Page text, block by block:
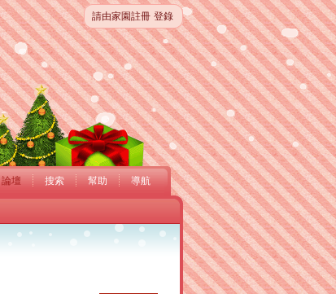
請由家園註冊 登錄
論壇 搜索 幫助 導航